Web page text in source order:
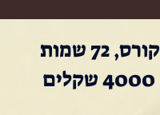
עלות הקורס, 72 שמות